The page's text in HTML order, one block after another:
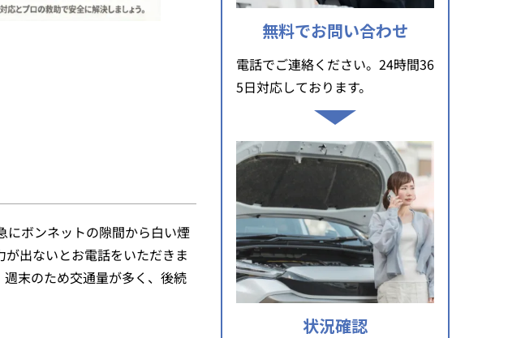
にボンネットの隙間から白い煙
出ないとお電話をいただきま
末のため交通量が多く、後続
無料でお問い合わせ
電話でご連絡ください。24時間36
5日対応しております。
状況確認